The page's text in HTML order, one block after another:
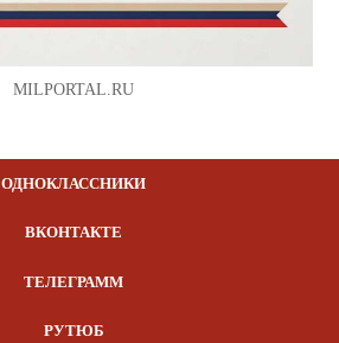
MILPORTAL.RU
ОДНОКЛАССНИКИ
ВКОНТАКТЕ
ТЕЛЕГРАММ
РУТЮБ